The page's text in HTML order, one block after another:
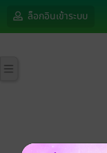
ล็อกอินเข้าระบบ